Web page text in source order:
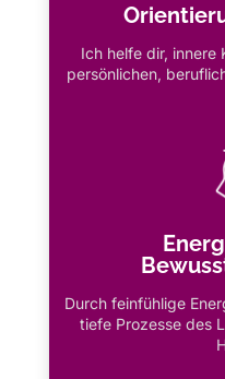
Ich helfe dir, innere
persönlichen,
Durch feinfühlige
tiefe Prozesse des